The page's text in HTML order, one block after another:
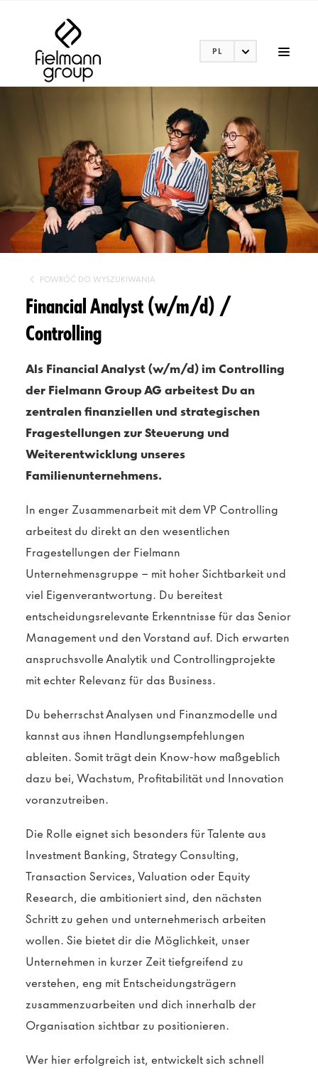
PL
POWRÓĆ DO WYSZUKIWANIA
Financial Analyst (w/m/d) /
Controlling
Als Financial Analyst (w/m/d) im Controlling
der Fielmann Group AG arbeitest Du an
zentralen finanziellen und strategischen
Fragestellungen zur Steuerung und
Weiterentwicklung unseres
Familienunternehmens.
In enger Zusammenarbeit mit dem VP Controlling
arbeitest du direkt an den wesentlichen
Fragestellungen der Fielmann
Unternehmensgruppe – mit hoher Sichtbarkeit und
viel Eigenverantwortung. Du bereitest
entscheidungsrelevante Erkenntnisse für das Senior
Management und den Vorstand auf. Dich erwarten
anspruchsvolle Analytik und Controllingprojekte
mit echter Relevanz für das Business.
Du beherrschst Analysen und Finanzmodelle und
kannst aus ihnen Handlungsempfehlungen
ableiten. Somit trägt dein Know-how maßgeblich
dazu bei, Wachstum, Profitabilität und Innovation
voranzutreiben.
Die Rolle eignet sich besonders für Talente aus
Investment Banking, Strategy Consulting,
Transaction Services, Valuation oder Equity
Research, die ambitioniert sind, den nächsten
Schritt zu gehen und unternehmerisch arbeiten
wollen. Sie bietet dir die Möglichkeit, unser
Unternehmen in kurzer Zeit tiefgreifend zu
verstehen, eng mit Entscheidungsträgern
zusammenzuarbeiten und dich innerhalb der
Organisation sichtbar zu positionieren.
Wer hier erfolgreich ist, entwickelt sich schnell